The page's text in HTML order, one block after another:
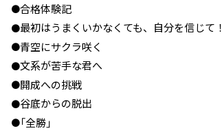
●合格体験記
●最初はうまくいかなくても、自分を信じて！
●青空にサクラ咲く
●文系が苦手な君へ
●開成への挑戦
●谷底からの脱出
●「全勝」